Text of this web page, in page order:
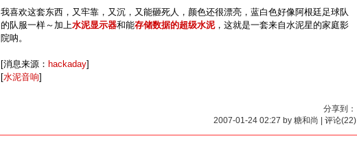
我喜欢这套东西，又牢靠，又沉，又能砸死人，颜色还很漂亮，蓝白色好像阿根廷足球队
的队服一样～加上水泥显示器和能存储数据的超级水泥，这就是一套来自水泥星的家庭影
院呐。
[消息来源： hackaday]
[水泥音响]
分享到：
2007-01-24 02:27 by 糖和尚 | 评论(22)